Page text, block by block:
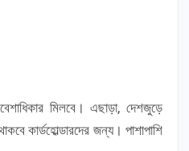
মিলবে। এছাড়া, দেশজুড়ে
কার্ডহোল্ডারদের জন্য। পাশাপাশি